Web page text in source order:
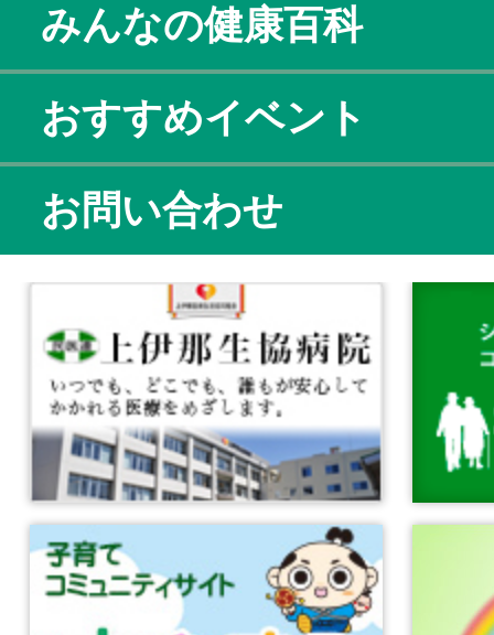
みんなの健康百科
おすすめイベント
お問い合わせ